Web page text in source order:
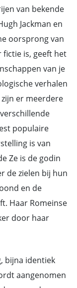
van bekende
Jackman en
oorsprong van
is, geeft het
van je
verhalen
er meerdere
populaire
is van
Ze is de godin
de zielen bij hun
en de
Haar Romeinse
door haar
bijna identiek
aangenomen